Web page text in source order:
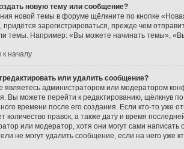
новую тему или сообщение?
новой темы в форуме щёлкните по кнопке
придётся зарегистрироваться, прежде чем
темы. Например: «Вы можете начинать темы»,
к началу
или удалить сообщение?
являетесь администратором или модератором
Вы можете перейти к редактированию, щёлкнув
времени после его создания. Если кто-то уже
количество правок, а также дату и время
или модератор, хотя они могут сами
не могут удалить сообщение, если на него уже